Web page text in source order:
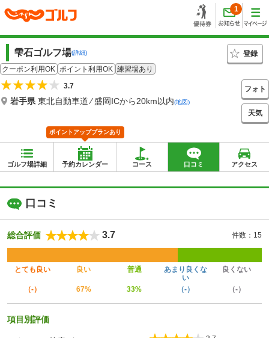
1
雫石ゴルフ場(詳細)
登録
クーポン利用OK ポイント利用OK 練習場あり
3.7
岩手県 東北自動車道 ⁄ 盛岡ICから20km以内(地図)
フォト
天気
ゴルフ場詳細 予約カレンダー
ポイントアッププランあり
コース 口コミ アクセス
口コミ
総合評価 3.7 件数：15
とても良い 良い 普通
あまり良くな
い
良くない
（-） 67% 33% （-） （-）
項目別評価